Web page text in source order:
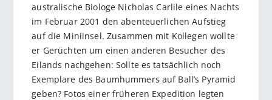
australische Biologe Nicholas Carlile eines Nachts
im Februar 2001 den abenteuerlichen Aufstieg
auf die Miniinsel. Zusammen mit Kollegen wollte
er Gerüchten um einen anderen Besucher des
Eilands nachgehen: Sollte es tatsächlich noch
Exemplare des Baumhummers auf Ball’s Pyramid
geben? Fotos einer früheren Expedition legten